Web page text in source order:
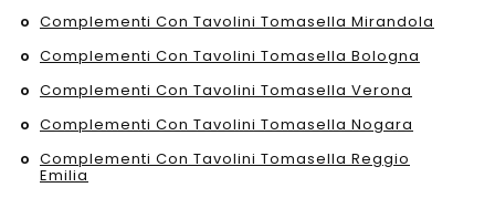
Complementi Con Tavolini Tomasella Mirandola
Complementi Con Tavolini Tomasella Bologna
Complementi Con Tavolini Tomasella Verona
Complementi Con Tavolini Tomasella Nogara
Complementi Con Tavolini Tomasella Reggio
Emilia